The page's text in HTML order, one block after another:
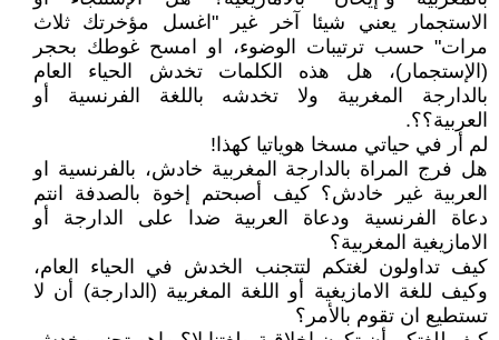
الاستجمار يعني شيئا آخر غير "اغسل مؤخرتك ثلاث
مرات" حسب ترتيبات الوضوء، او امسح غوطك بحجر
(الإستجمار)، هل هذه الكلمات تخدش الحياء العام
بالدارجة المغربية ولا تخدشه باللغة الفرنسية أو
العربية؟؟.
لم أر في حياتي مسخا هوياتيا كهذا!
هل فرج المراة بالدارجة المغربية خادش، بالفرنسية او
العربية غير خادش؟ كيف أصبحتم إخوة بالصدفة انتم
دعاة الفرنسية ودعاة العربية ضدا على الدارجة أو
الامازيغية المغربية؟
كيف تداولون لغتكم لتتجنب الخدش في الحياء العام،
وكيف للغة الامازيغية أو اللغة المغربية (الدارجة) أن لا
تستطيع ان تقوم بالأمر؟